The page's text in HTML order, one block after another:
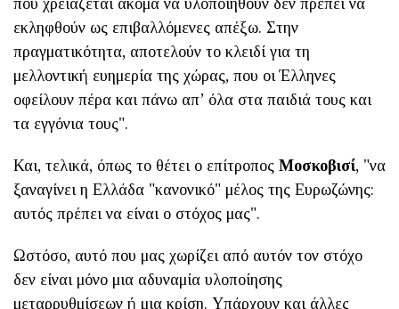
εκληφθούν ως επιβαλλόμενες απέξω. Στην
πραγματικότητα, αποτελούν το κλειδί για τη
μελλοντική ευημερία της χώρας, που οι Έλληνες
οφείλουν πέρα και πάνω απ’ όλα στα παιδιά τους και
τα εγγόνια τους".
Και, τελικά, όπως το θέτει ο επίτροπος Μοσκοβισί, "να
ξαναγίνει η Ελλάδα "κανονικό" μέλος της Ευρωζώνης:
αυτός πρέπει να είναι ο στόχος μας".
Ωστόσο, αυτό που μας χωρίζει από αυτόν τον στόχο
δεν είναι μόνο μια αδυναμία υλοποίησης
μεταρρυθμίσεων ή μια κρίση. Υπάρχουν και άλλες